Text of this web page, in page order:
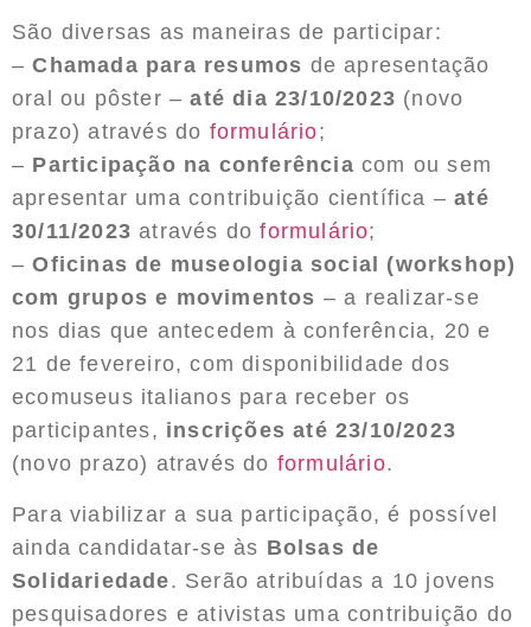
São diversas as maneiras de participar:
–Chamada para resumos de apresentação
oral ou pôster –até dia 23/10/2023 (novo
prazo) através do formulário;
– Participação na conferência com ou sem
apresentar uma contribuição científica –até
30/11/2023 através doformulário;
–Oficinas de museologia social (workshop)
com grupos e movimentos – a realizar-se
nos dias que antecedem à conferência, 20 e
21 de fevereiro, com disponibilidade dos
ecomuseus italianos para receber os
participantes, inscrições até 23/10/2023
(novo prazo) através do formulário.
Para viabilizar a sua participação, é possível
ainda candidatar-se às Bolsas de
Solidariedade. Serão atribuídas a 10 jovens
pesquisadores e ativistas uma contribuição do